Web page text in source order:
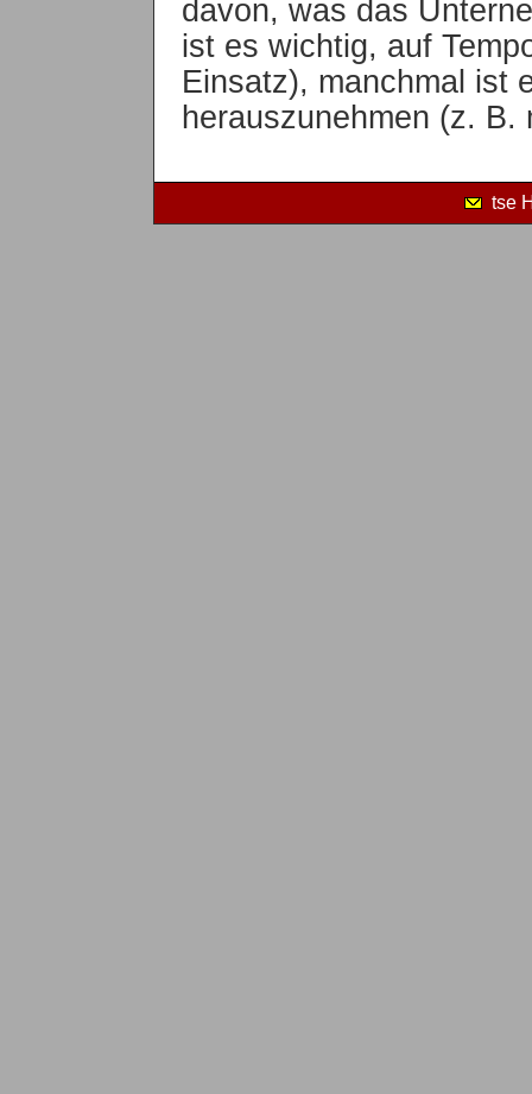
davon, was das
ist es wichtig, auf
Einsatz), manchmal ist
herauszunehmen (z. B.
tse